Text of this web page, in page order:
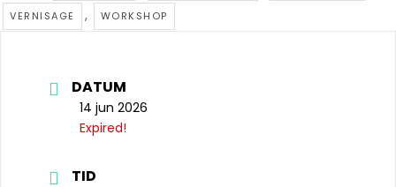
VERNISAGE , WORKSHOP
DATUM
14 jun 2026
Expired!
TID